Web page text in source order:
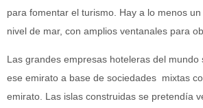
para fomentar el turismo. Hay a lo menos
nivel de mar, con amplios ventanales para
Las grandes empresas hoteleras del mundo
ese emirato a base de sociedades mixtas
emirato. Las islas construidas se pretendía